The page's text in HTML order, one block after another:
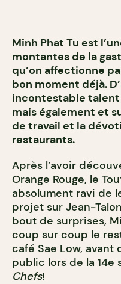
Minh Phat Tu est
montantes de la
qu’on affectionne
bon moment déjà.
incontestable talent
mais également et
de travail et la
restaurants.
Après l’avoir
Orange Rouge, le
absolument ravi de
projet sur Jean-
bout de surprises,
coup sur coup le
café Sae Low, avant
public lors de la 14e
Chefs!